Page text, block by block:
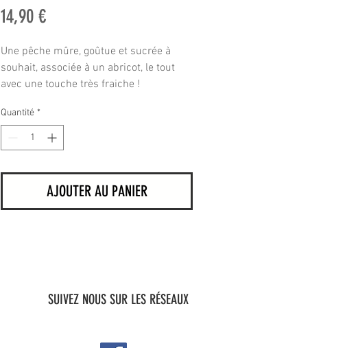
14,90 €Prix
Une pêche mûre, goûtue et sucrée à
souhait, associée à un abricot, le tout
avec une touche très fraiche !
Quantité *
AJOUTER AU PANIER
SUIVEZ NOUS SUR LES RÉSEAUX